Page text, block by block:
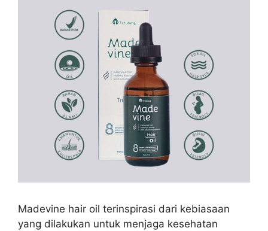
Madevine hair oil terinspirasi dari kebiasaan
yang dilakukan untuk menjaga kesehatan